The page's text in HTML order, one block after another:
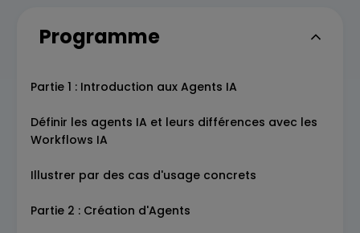
Programme
Partie 1 : Introduction aux Agents IA
Définir les agents IA et leurs différences avec les
Workflows IA
Illustrer par des cas d'usage concrets
Partie 2 : Création d'Agents